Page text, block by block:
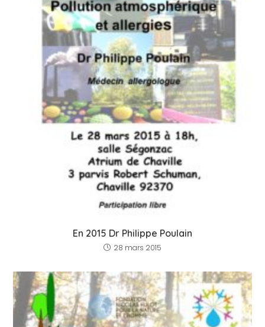
En 2015 Dr Philippe Poulain
28 mars 2015